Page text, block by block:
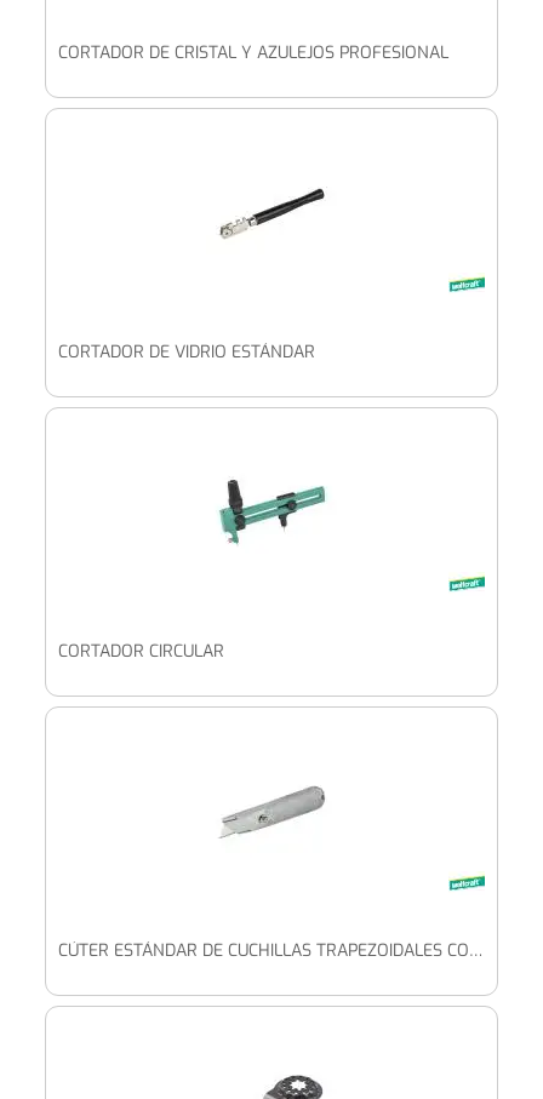
CORTADOR DE CRISTAL Y AZULEJOS PROFESIONAL
CORTADOR DE VIDRIO ESTÁNDAR
CORTADOR CIRCULAR
CÚTER ESTÁNDAR DE CUCHILLAS TRAPEZOIDALES CON CUCHILLA FIJA